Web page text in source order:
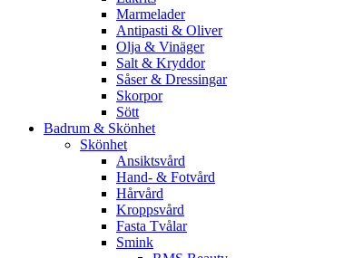
Marmelader
Antipasti & Oliver
Olja & Vinäger
Salt & Kryddor
Såser & Dressingar
Skorpor
Sött
Badrum & Skönhet
Skönhet
Ansiktsvård
Hand- & Fotvård
Hårvård
Kroppsvård
Fasta Tvålar
Smink